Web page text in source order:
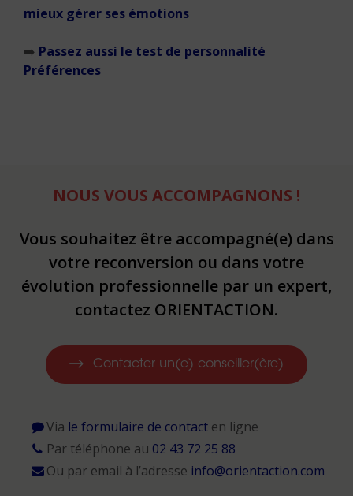
mieux gérer ses émotions
➡️ Passez aussi le test de personnalité
Préférences
NOUS VOUS ACCOMPAGNONS !
Vous souhaitez être accompagné(e) dans
votre reconversion ou dans votre
évolution professionnelle par un expert,
contactez ORIENTACTION.
Contacter un(e) conseiller(ère)
Via le formulaire de contacten ligne
Par téléphone au 02 43 72 25 88
Ou par email à l’adresse info@orientaction.com